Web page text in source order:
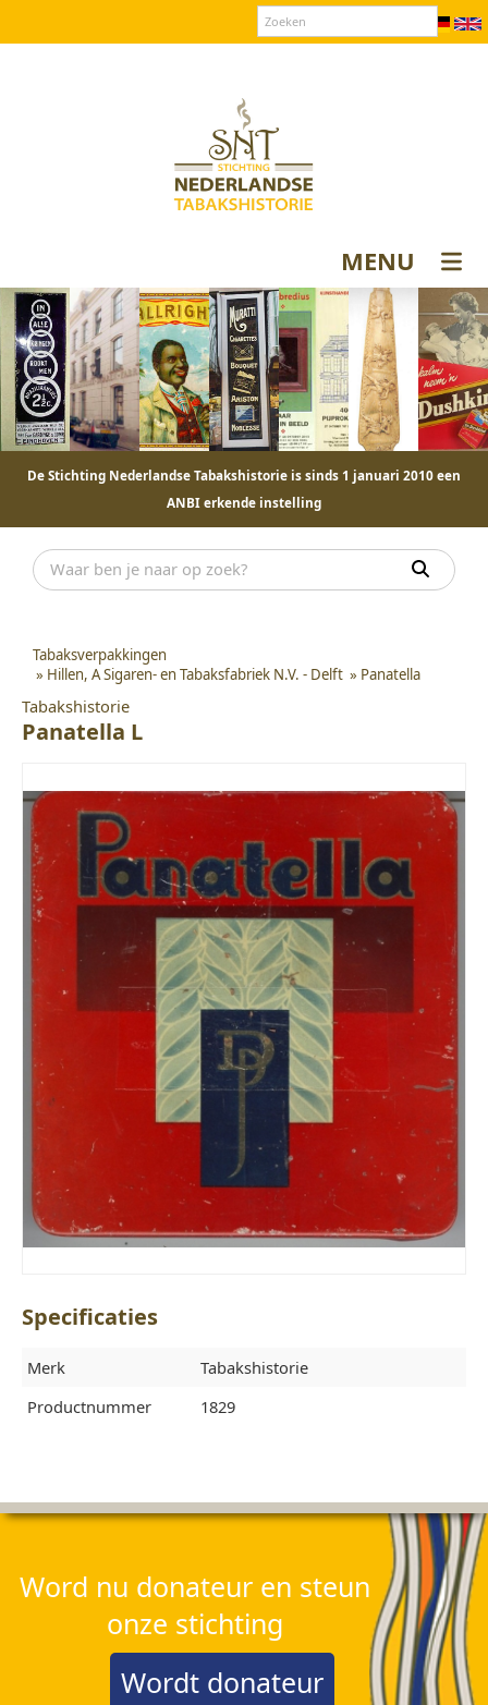
MENU
De Stichting Nederlandse Tabakshistorie is sinds 1 januari 2010 een
ANBI erkende instelling
Tabaksverpakkingen
» Hillen, A Sigaren- en Tabaksfabriek N.V. - Delft » Panatella
Tabakshistorie
Panatella L
Specificaties
Merk
Tabakshistorie
Productnummer
1829
Word nu donateur en steun
onze stichting
Wordt donateur